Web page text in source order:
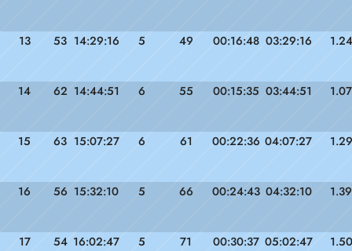
13 53 14:29:16 5 49 00:16:48 03:29:16 1.24
14 62 14:44:51 6 55 00:15:35 03:44:51 1.07
15 63 15:07:27 6 61 00:22:36 04:07:27 1.29
16 56 15:32:10 5 66 00:24:43 04:32:10 1.39
17 54 16:02:47 5 71 00:30:37 05:02:47 1.50